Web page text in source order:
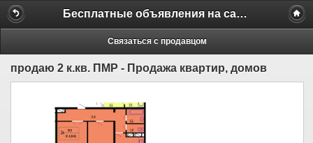
Бесплатные объявления на сайте MILAMO.ru
Связаться с продавцом
продаю 2 к.кв. ПМР - Продажа квартир, домов